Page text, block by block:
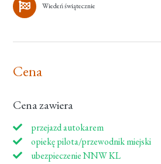
Wiedeń świątecznie
Cena
Cena zawiera
przejazd autokarem
opiekę pilota/przewodnik miejski
ubezpieczenie NNW KL